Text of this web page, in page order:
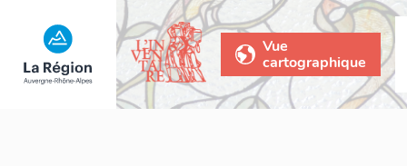
Vue
cartographique